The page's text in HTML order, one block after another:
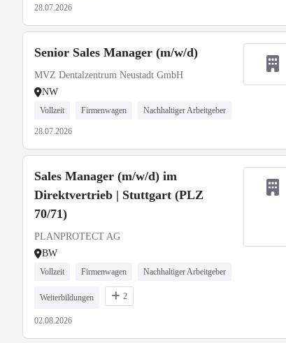
28.07.2026
Senior Sales Manager (m/w/d)
MVZ Dentalzentrum Neustadt GmbH
NW
Vollzeit Firmenwagen Nachhaltiger Arbeitgeber
28.07.2026
Sales Manager (m/w/d) im
Direktvertrieb | Stuttgart (PLZ
70/71)
PLANPROTECT AG
BW
Vollzeit Firmenwagen Nachhaltiger Arbeitgeber
Weiterbildungen 2
02.08.2026